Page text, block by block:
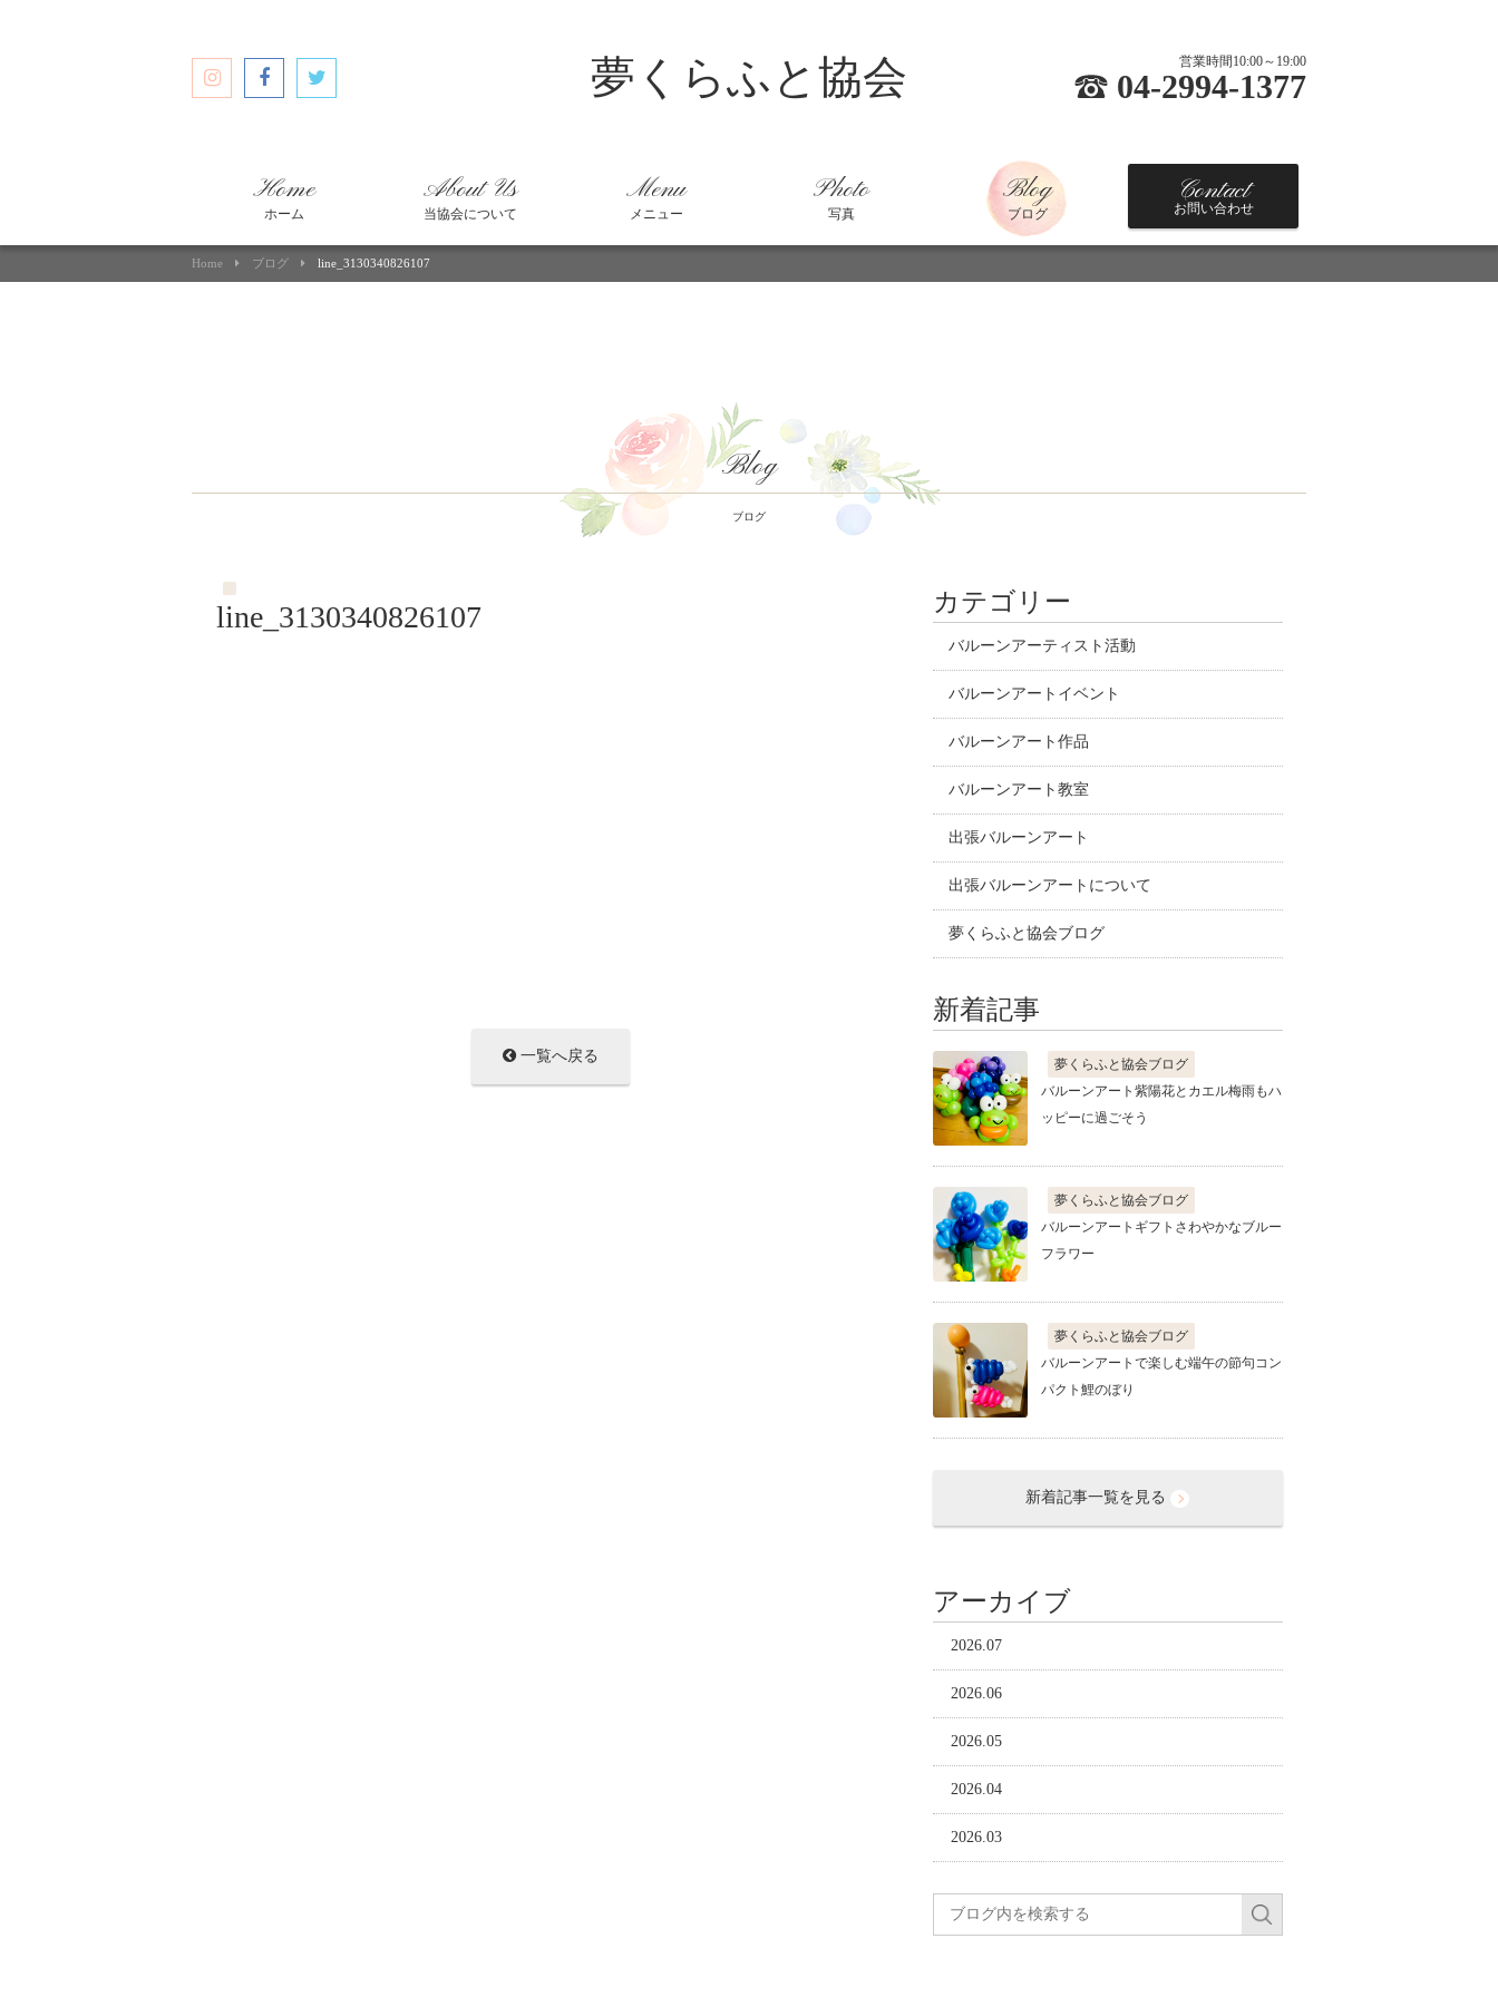
夢くらふと協会 営業時間10:00～19:00
04-2994-1377
Home
ホーム
About Us
当協会について
Menu
メニュー
Photo
写真
Blog
ブログ
Contact
お問い合わせ
Home ブログ line_3130340826107
Blog
ブログ
line_3130340826107
一覧へ戻る
カテゴリー
バルーンアーティスト活動
バルーンアートイベント
バルーンアート作品
バルーンアート教室
出張バルーンアート
出張バルーンアートについて
夢くらふと協会ブログ
新着記事
夢くらふと協会ブログ
バルーンアート紫陽花とカエル梅雨もハ
ッピーに過ごそう
夢くらふと協会ブログ
バルーンアートギフトさわやかなブルー
フラワー
夢くらふと協会ブログ
バルーンアートで楽しむ端午の節句コン
パクト鯉のぼり
新着記事一覧を見る
アーカイブ
2026.07
2026.06
2026.05
2026.04
2026.03